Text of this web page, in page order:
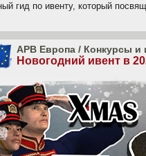
гид по ивенту, который
APB Европа / Конкурсы и
Новогодний ивент в